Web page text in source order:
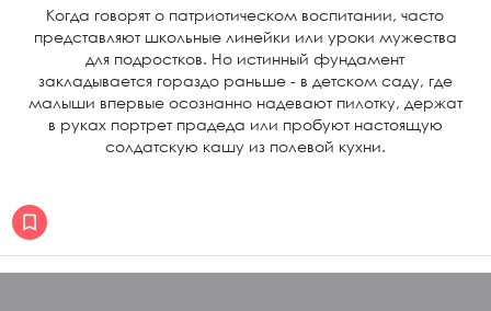
Когда говорят о патриотическом воспитании, часто
представляют школьные линейки или уроки мужества
для подростков. Но истинный фундамент
закладывается гораздо раньше - в детском саду, где
малыши впервые осознанно надевают пилотку, держат
в руках портрет прадеда или пробуют настоящую
солдатскую кашу из полевой кухни.